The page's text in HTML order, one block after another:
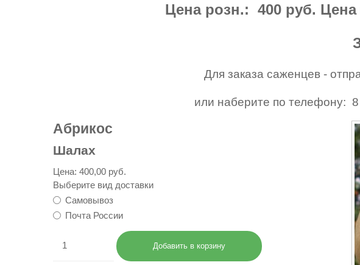
Цена розн.: 400 руб. Цена
Для заказа саженцев -
или наберите по телефону:
Абрикос
Шалах
Цена: 400,00 руб.
Выберите вид доставки
Самовывоз
Почта России